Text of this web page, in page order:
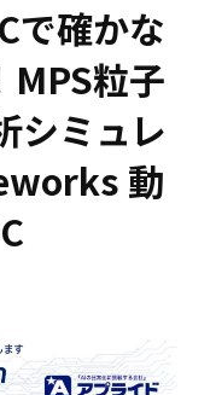
で確かな
MPS粒子
シミュレ
動